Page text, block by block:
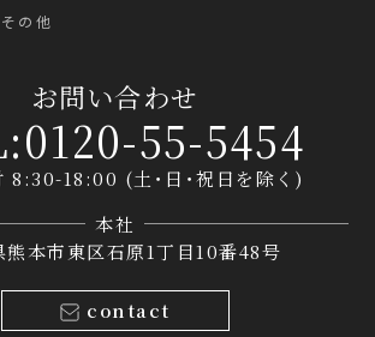
の他
お問い合わせ
55-5454
8:30-18:00 (土･日･祝日を除く)
本社
熊本市東区石原1丁目10番48号
contact